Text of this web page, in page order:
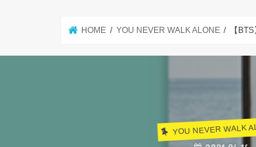
HOME YOU NEVER WALK ALONE 【
YOU NEVER WALK